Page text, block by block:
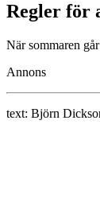
Regler för
När sommaren
Annons
text: Björn